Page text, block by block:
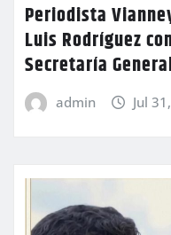
Periodista
Luis Rodríguez
Secretaría
admin Jul